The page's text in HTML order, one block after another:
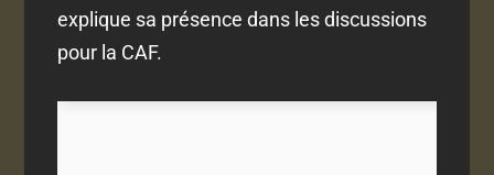
explique sa présence dans les discussions
pour la CAF.